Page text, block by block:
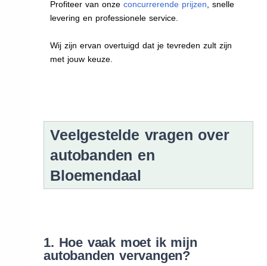
Profiteer van onze concurrerende prijzen , snelle
levering en professionele service.
Wij zijn ervan overtuigd dat je tevreden zult zijn
met jouw keuze.
Veelgestelde vragen over
autobanden en
Bloemendaal
1. Hoe vaak moet ik mijn
autobanden vervangen?